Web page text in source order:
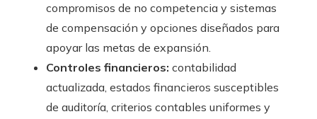
compromisos de no competencia y sistemas
de compensación y opciones diseñados para
apoyar las metas de expansión.
Controles financieros: contabilidad
actualizada, estados financieros susceptibles
de auditoría, criterios contables uniformes y